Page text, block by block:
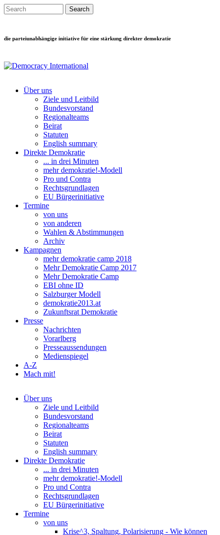
Direkt zum Inhalt
Search this site
die parteiunabhängige initiative für eine stärkung direkter demokratie
Main menu
Über uns
Ziele und Leitbild
Bundesvorstand
Regionalteams
Beirat
Statuten
English summary
Direkte Demokratie
... in drei Minuten
mehr demokratie!-Modell
Pro und Contra
Rechtsgrundlagen
EU Bürgerinitiative
Termine
von uns
von anderen
Wahlen & Abstimmungen
Archiv
Kampagnen
mehr demokratie camp 2018
Mehr Demokratie Camp 2017
Mehr Demokratie Camp
EBI ohne ID
Salzburger Modell
demokratie2013.at
Zukunftsrat Demokratie
Presse
Nachrichten
Vorarlberg
Presseaussendungen
Medienspiegel
A-Z
Mach mit!
Über uns
Ziele und Leitbild
Bundesvorstand
Regionalteams
Beirat
Statuten
English summary
Direkte Demokratie
... in drei Minuten
mehr demokratie!-Modell
Pro und Contra
Rechtsgrundlagen
EU Bürgerinitiative
Termine
von uns
Krise^3, Spaltung, Polarisierung - Wie können